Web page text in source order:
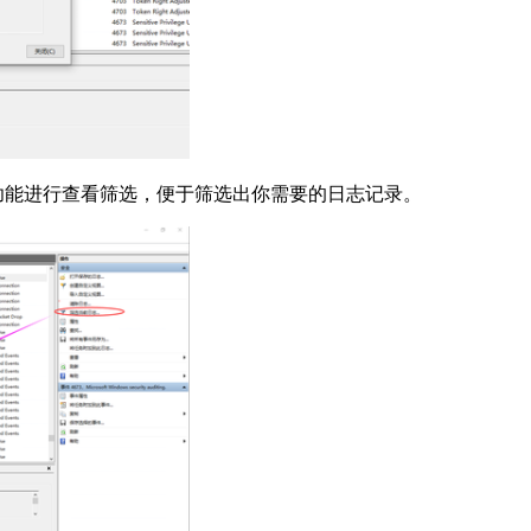
进行查看筛选，便于筛选出你需要的日志记录。